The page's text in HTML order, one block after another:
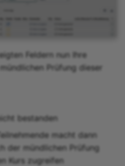
Feldern nun Ihre
Prüfung dieser
bestanden
macht dann
der mündlichen Prüfung
Kurs zugreifen